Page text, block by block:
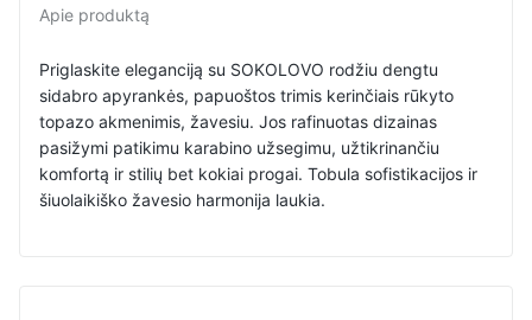
Apie produktą
Priglaskite eleganciją su SOKOLOVO rodžiu dengtu
sidabro apyrankės, papuoštos trimis kerinčiais rūkyto
topazo akmenimis, žavesiu. Jos rafinuotas dizainas
pasižymi patikimu karabino užsegimu, užtikrinančiu
komfortą ir stilių bet kokiai progai. Tobula sofistikacijos ir
šiuolaikiško žavesio harmonija laukia.